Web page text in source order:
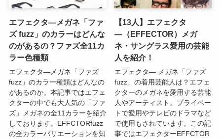
エフェクタ―メガネ「ファ
ズ fuzz」のカラーはどんな
のがあるの？ファズ全11カ
ラー色種類
エフェクタ―メガネ「ファズ
fuzz」のカラー種類はどんなの
があるのか。本記事ではエフェ
クターの中でも大人気の「ファ
ズ」メガネの全11カラーを紹介
しております。EFFCTORfuzz
の全カラーバリエーションを知
【13人】エフェクタ
―（EFFECTOR）メガ
ネ・サングラス愛用の芸能
人を紹介！
エフェクタ― メガネ「ファズ
fuzz」の着用芸能人は？エフェ
クターのメガネを愛用する芸能
人やアーティスト。プライベー
トで愛用やテレビのドラマなど
で使用もされています。この記
事ではエフェクターEFFCTOR